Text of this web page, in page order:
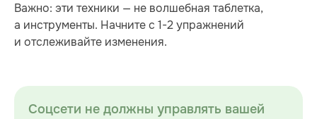
Важно: эти техники — не волшебная таблетка,
а инструменты. Начните с 1-2 упражнений
и отслеживайте изменения.
Соцсети не должны управлять вашей